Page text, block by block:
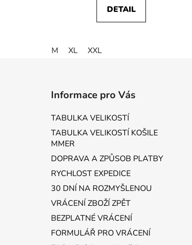
DETAIL
M XL XXL
Informace pro Vás
TABULKA VELIKOSTÍ
TABULKA VELIKOSTÍ KOŠILE
MMER
DOPRAVA A ZPŮSOB PLATBY
RYCHLOST EXPEDICE
30 DNÍ NA ROZMYŠLENOU
VRÁCENÍ ZBOŽÍ ZPĚT
BEZPLATNÉ VRÁCENÍ
FORMULÁŘ PRO VRÁCENÍ